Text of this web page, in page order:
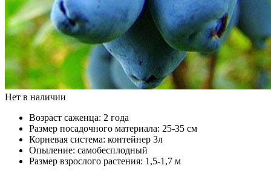
Нет в наличии
Возраст саженца: 2 года
Размер посадочного материала: 25-35 см
Корневая система: контейнер 3л
Опыление: самобесплодный
Размер взрослого растения: 1,5-1,7 м